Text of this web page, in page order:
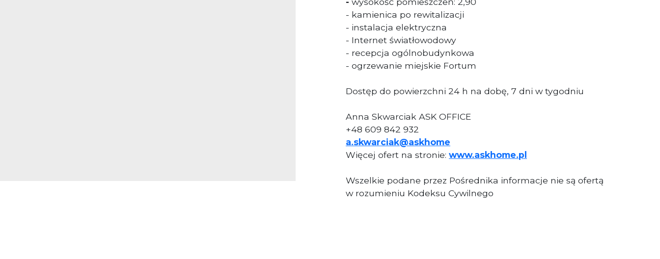
- kamienica po rewitalizacji
- instalacja elektryczna
- Internet światłowodowy
- recepcja ogólnobudynkowa
- ogrzewanie miejskie Fortum
Dostęp do powierzchni 24 h na dobę, 7 dni w tygodniu
Anna Skwarciak ASK OFFICE
+48 609 842 932
a.skwarciak@askhome
Więcej ofert na stronie: www.askhome.pl
Wszelkie podane przez Pośrednika informacje nie są ofertą
w rozumieniu Kodeksu Cywilnego